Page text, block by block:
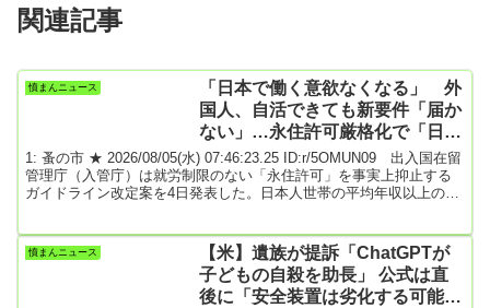
関連記事
憤まんニュース
「日本で働く意欲なくなる」 外
国人、自活できても新要件「届か
ない」…永住許可厳格化で「日本
離れ」か
1: 蚤の市 ★ 2026/08/05(水) 07:46:23.25 ID:r/5OMUN09 出入国在留
管理庁（入管庁）は就労制限のない「永住許可」を事実上抑止する
ガイドライン改定案を4日発表した。日本人世帯の平均年収以上の継
日本に根をおろして暮らそうとしていた外国籍の人々からは「安心
して暮らせなくなる」と落胆の声が広がる。外国人政策を急激に厳
しくする政府への不信感も高まって...
憤まんニュース
【米】遺族が提訴「ChatGPTが
子どもの自殺を助長」 公式は直
後に「安全装置は劣化する可能